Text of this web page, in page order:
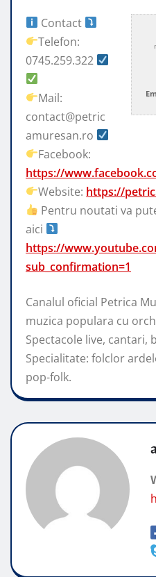
Contact
Telefon:
0745.259.322
Mail:
contact@petric
amuresan.ro
Facebook:
https://
Website: https://
Pentru noutati va
aici
https://
sub_confirmation=1
Canalul oficial Petrica
muzica populara cu
Spectacole live, cantari,
Specialitate: folclor
pop-folk.